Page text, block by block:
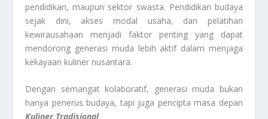
pendidikan, maupun sektor swasta. Pendidikan budaya
sejak dini, akses modal usaha, dan pelatihan
kewirausahaan menjadi faktor penting yang dapat
mendorong generasi muda lebih aktif dalam menjaga
kekayaan kuliner nusantara.
Dengan semangat kolaboratif, generasi muda bukan
hanya penerus budaya, tapi juga pencipta masa depan
Kuliner Tradisional.